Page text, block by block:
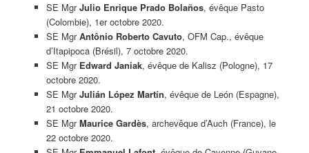
SE MgrJulio Enrique Prado Bolaños, évêque Pasto
(Colombie), 1er octobre 2020.
SE MgrAntônio Roberto Cavuto, OFM Cap., évêque
d’Itapipoca (Brésil), 7 octobre 2020.
SE Mgr Edward Janiak, évêque de Kalisz (Pologne), 17
octobre 2020.
SE MgrJulián López Martín, évêque de León (Espagne),
21 octobre 2020.
SE MgrMaurice Gardès, archevêque d’Auch (France), le
22 octobre 2020.